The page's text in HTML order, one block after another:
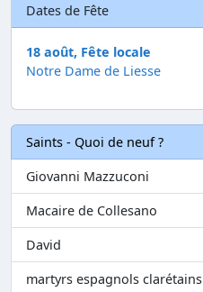
Dates de Fête
18 août, Fête locale
Notre Dame de Liesse
Saints - Quoi de neuf ?
Giovanni Mazzuconi
Macaire de Collesano
David
martyrs espagnols clarétains